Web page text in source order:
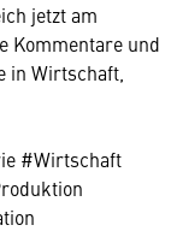
jetzt am
Kommentare und
in Wirtschaft,
#Wirtschaft